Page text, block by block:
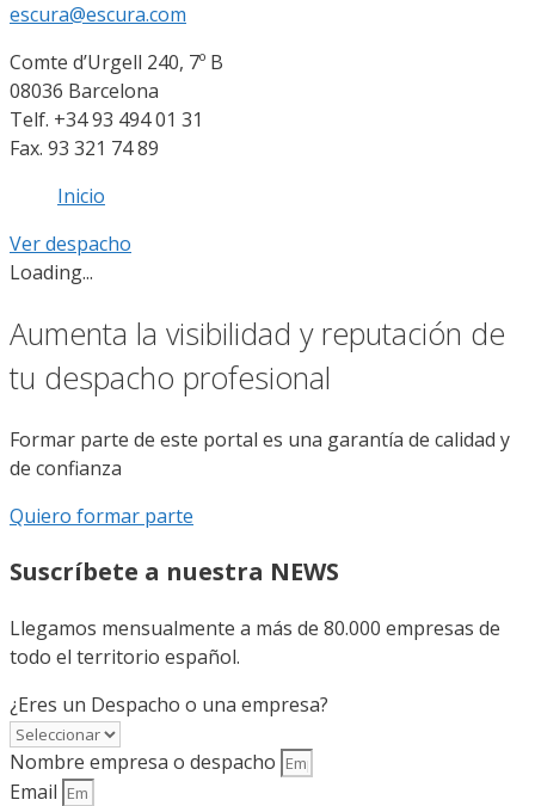
escura@escura.com
Comte d’Urgell 240, 7º B
08036 Barcelona
Telf. +34 93 494 01 31
Fax. 93 321 74 89
Inicio
Ver despacho
Loading...
Aumenta la visibilidad y reputación de
tu despacho profesional
Formar parte de este portal es una garantía de calidad y
de confianza
Quiero formar parte
Suscríbete a nuestra NEWS
Llegamos mensualmente a más de 80.000 empresas de
todo el territorio español.
¿Eres un Despacho o una empresa?
Nombre empresa o despacho
Email